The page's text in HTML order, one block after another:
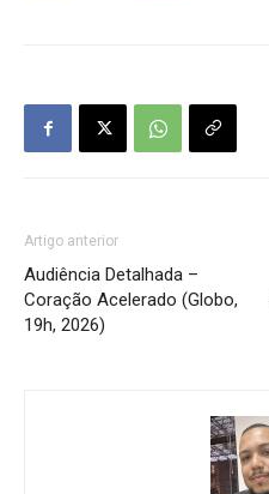
Artigo anterior
Audiência Detalhada –
Coração Acelerado (Globo,
19h, 2026)